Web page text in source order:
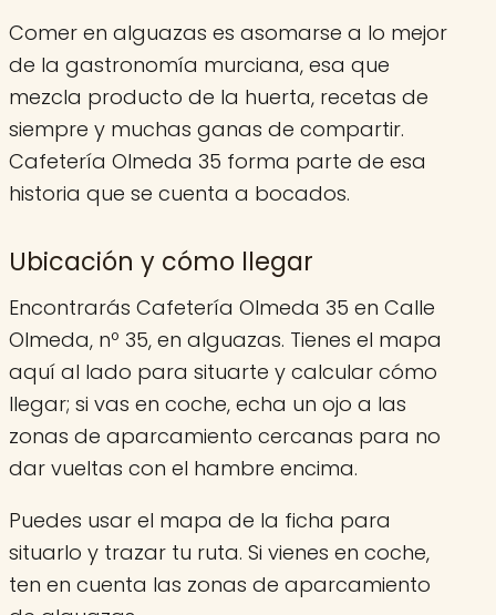
Comer en alguazas es asomarse a lo mejor
de la gastronomía murciana, esa que
mezcla producto de la huerta, recetas de
siempre y muchas ganas de compartir.
Cafetería Olmeda 35 forma parte de esa
historia que se cuenta a bocados.
Ubicación y cómo llegar
Encontrarás Cafetería Olmeda 35 en Calle
Olmeda, nº 35, en alguazas. Tienes el mapa
aquí al lado para situarte y calcular cómo
llegar; si vas en coche, echa un ojo a las
zonas de aparcamiento cercanas para no
dar vueltas con el hambre encima.
Puedes usar el mapa de la ficha para
situarlo y trazar tu ruta. Si vienes en coche,
ten en cuenta las zonas de aparcamiento